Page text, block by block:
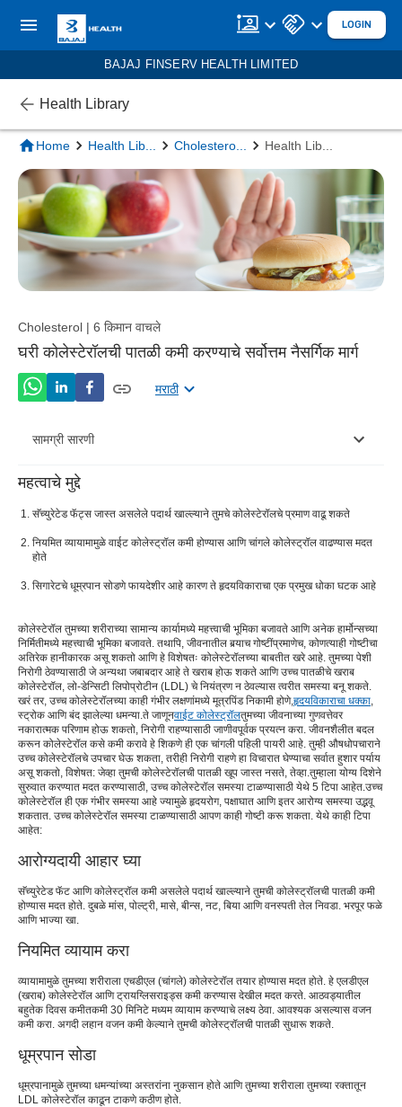
LOGIN
BAJAJ FINSERV HEALTH LIMITED
Health Library
Home Health Lib Cholestero Health Lib
Cholesterol | 6 किमान वाचले
घरी कोलेस्टेरॉलची पातळी कमी करण्याचे सर्वोत्तम नैसर्गिक मार्ग
मराठी
सामग्री सारणी
आरोग्यदायी आहार घ्या
तणाव व्यवस्थापित करा
तुम्ही खाल्लेल्या अन्नाकडे अधिक लक्ष द्या
आठवड्यातून अनेक वेळा व्यायाम करा
धूम्रपान कमी करा आणि पूर्णपणे सोडण्याच्या दिशेने कार्य करा
तुमच्या शरीराच्या वजनावर टॅब ठेवा
ट्रान्स फॅट्स साफ करा
महत्वाचे मुद्दे
सॅच्युरेटेड फॅट्स जास्त असलेले पदार्थ खाल्ल्याने तुमचे कोलेस्टेरॉलचे प्रमाण वाढू शकते
नियमित व्यायामामुळे वाईट कोलेस्ट्रॉल कमी होण्यास आणि चांगले कोलेस्ट्रॉल वाढण्यास मदत
होते
सिगारेटचे धूम्रपान सोडणे फायदेशीर आहे कारण ते हृदयविकाराचा एक प्रमुख धोका घटक आहे
कोलेस्टेरॉल तुमच्या शरीराच्या सामान्य कार्यामध्ये महत्त्वाची भूमिका बजावते आणि अनेक हार्मोन्सच्या
निर्मितीमध्ये महत्त्वाची भूमिका बजावते. तथापि, जीवनातील बर्‍याच गोष्टींप्रमाणेच, कोणत्याही गोष्टीचा
अतिरेक हानीकारक असू शकतो आणि हे विशेषतः कोलेस्टेरॉलच्या बाबतीत खरे आहे. तुमच्या पेशी
निरोगी ठेवण्यासाठी जे अन्यथा जबाबदार आहे ते खराब होऊ शकते आणि उच्च पातळीचे खराब
कोलेस्टेरॉल, लो-डेन्सिटी लिपोप्रोटीन (LDL) चे नियंत्रण न ठेवल्यास त्वरीत समस्या बनू शकते.
खरं तर, उच्च कोलेस्टेरॉलच्या काही गंभीर लक्षणांमध्ये मूत्रपिंड निकामी होणे,हृदयविकाराचा धक्का,
स्ट्रोक आणि बंद झालेल्या धमन्या.ते जाणूनवाईट कोलेस्ट्रॉलतुमच्या जीवनाच्या गुणवत्तेवर
नकारात्मक परिणाम होऊ शकतो, निरोगी राहण्यासाठी जाणीवपूर्वक प्रयत्न करा. जीवनशैलीत बदल
करून कोलेस्टेरॉल कसे कमी करावे हे शिकणे ही एक चांगली पहिली पायरी आहे. तुम्ही औषधोपचाराने
उच्च कोलेस्टेरॉलचे उपचार घेऊ शकता, तरीही निरोगी राहणे हा विचारात घेण्याचा सर्वात हुशार पर्याय
असू शकतो, विशेषत: जेव्हा तुमची कोलेस्टेरॉलची पातळी खूप जास्त नसते, तेव्हा.तुम्हाला योग्य दिशेने
सुरुवात करण्यात मदत करण्यासाठी, उच्च कोलेस्टेरॉल समस्या टाळण्यासाठी येथे 5 टिपा आहेत.उच्च
कोलेस्टेरॉल ही एक गंभीर समस्या आहे ज्यामुळे हृदयरोग, पक्षाघात आणि इतर आरोग्य समस्या उद्भवू
शकतात. उच्च कोलेस्टेरॉल समस्या टाळण्यासाठी आपण काही गोष्टी करू शकता. येथे काही टिपा
आहेत:
आरोग्यदायी आहार घ्या
सॅच्युरेटेड फॅट आणि कोलेस्ट्रॉल कमी असलेले पदार्थ खाल्ल्याने तुमची कोलेस्ट्रॉलची पातळी कमी
होण्यास मदत होते. दुबळे मांस, पोल्ट्री, मासे, बीन्स, नट, बिया आणि वनस्पती तेल निवडा. भरपूर फळे
आणि भाज्या खा.
नियमित व्यायाम करा
व्यायामामुळे तुमच्या शरीराला एचडीएल (चांगले) कोलेस्टेरॉल तयार होण्यास मदत होते. हे एलडीएल
(खराब) कोलेस्टेरॉल आणि ट्रायग्लिसराइड्स कमी करण्यास देखील मदत करते. आठवड्यातील
बहुतेक दिवस कमीतकमी 30 मिनिटे मध्यम व्यायाम करण्याचे लक्ष्य ठेवा. आवश्यक असल्यास वजन
कमी करा. अगदी लहान वजन कमी केल्याने तुमची कोलेस्ट्रॉलची पातळी सुधारू शकते.
धूम्रपान सोडा
धूम्रपानामुळे तुमच्या धमन्यांच्या अस्तरांना नुकसान होते आणि तुमच्या शरीराला तुमच्या रक्तातून
LDL कोलेस्टेरॉल काढून टाकणे कठीण होते.